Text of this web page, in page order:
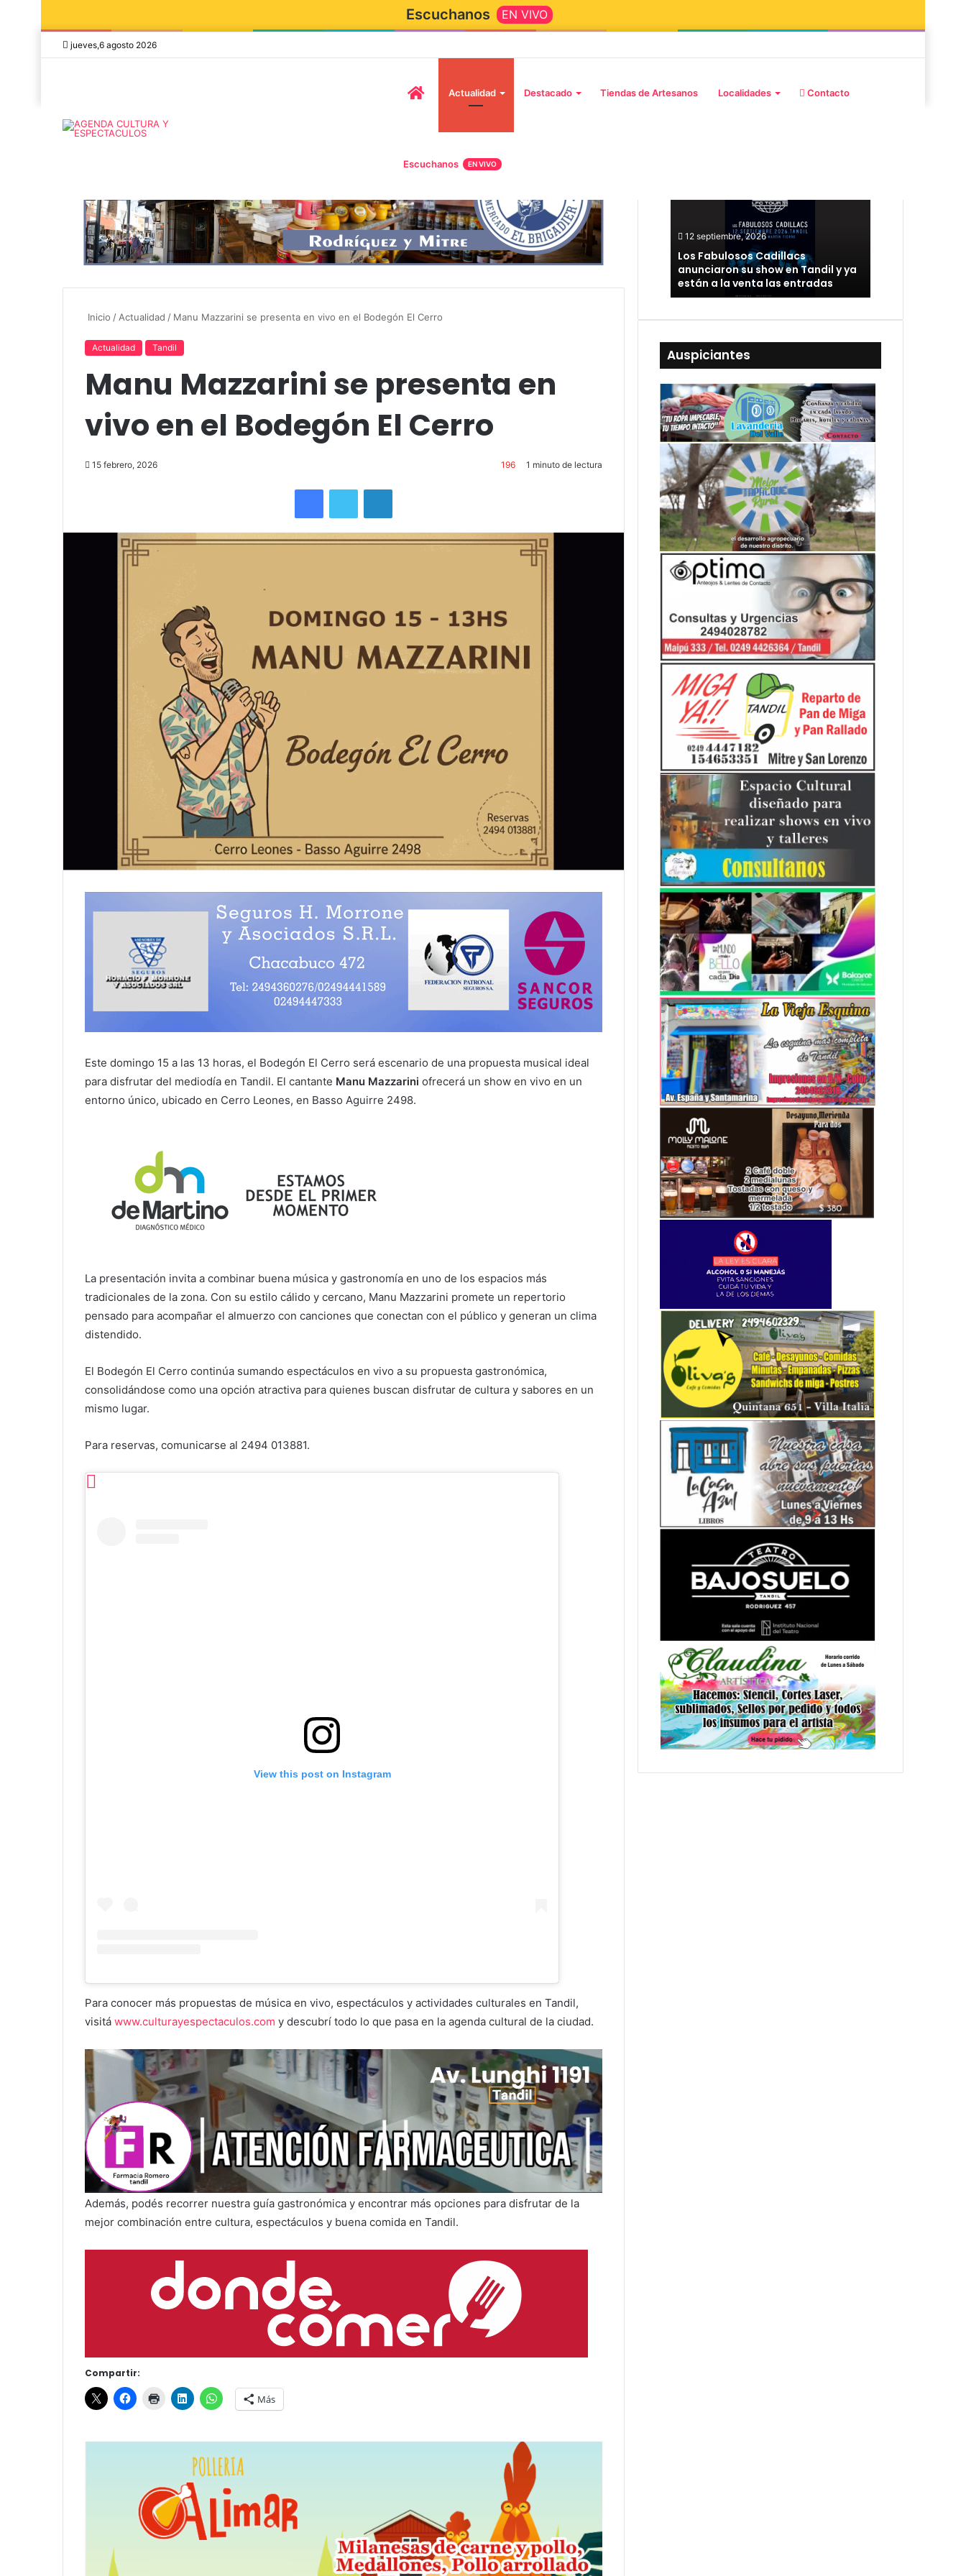
Escuchanos EN VIVO
jueves,6 agosto 2026
Actualidad Destacado Tiendas de Artesanos Localidades Contacto
Escuchanos EN VIVO
Inicio / Actualidad / Manu Mazzarini se presenta en vivo en el Bodegón El Cerro
Actualidad Tandil
Manu Mazzarini se presenta en
vivo en el Bodegón El Cerro
15 febrero, 2026
Este domingo 15 a las 13 horas, el Bodegón El Cerro será escenario de una propuesta musical ideal
para disfrutar del mediodía en Tandil. El cantante
Manu Mazzarini
ofrecerá un show en vivo en un
entorno único, ubicado en Cerro Leones, en Basso Aguirre 2498.
La presentación invita a combinar buena música y gastronomía en uno de los espacios más
tradicionales de la zona. Con su estilo cálido y cercano, Manu Mazzarini promete un repertorio
pensado para acompañar el almuerzo con canciones que conectan con el público y generan un clima
El Bodegón El Cerro continúa sumando espectáculos en vivo a su propuesta gastronómica,
consolidándose como una opción atractiva para quienes buscan disfrutar de cultura y sabores en un
mismo lugar.
Para conocer más propuestas de música en vivo, espectáculos y actividades culturales en Tandil,
www.culturayespectaculos.com y descubrí todo lo que pasa en la agenda cultural de la ciudad.
Además, podés recorrer nuestra guía gastronómica y encontrar más opciones para disfrutar de la
mejor combinación entre cultura, espectáculos y buena comida en Tandil.
Más
Julián Bellese llega a Tandil con su
5 octubre, 2026
Die Toten Hosen llega a Tandil en
su gira de despedida «Fútbol,
2 octubre, 2026
“TIRRIA” llega a Tandil con un
elenco de lujo encabezado por
12 septiembre, 2026
Los Fabulosos Cadillacs
anunciaron su show en Tandil y ya
están a la venta las entradas
Auspiciantes